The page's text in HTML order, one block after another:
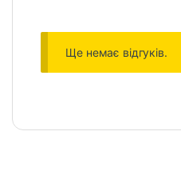
Ще немає відгуків.